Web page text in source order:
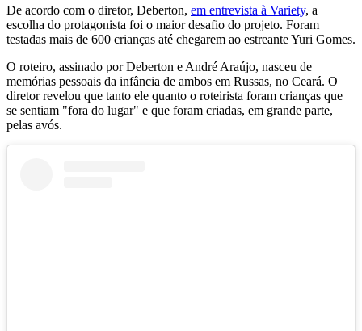
De acordo com o diretor, Deberton, em entrevista à Variety, a
escolha do protagonista foi o maior desafio do projeto. Foram
testadas mais de 600 crianças até chegarem ao estreante Yuri Gomes.
O roteiro, assinado por Deberton e André Araújo, nasceu de
memórias pessoais da infância de ambos em Russas, no Ceará. O
diretor revelou que tanto ele quanto o roteirista foram crianças que
se sentiam "fora do lugar" e que foram criadas, em grande parte,
pelas avós.